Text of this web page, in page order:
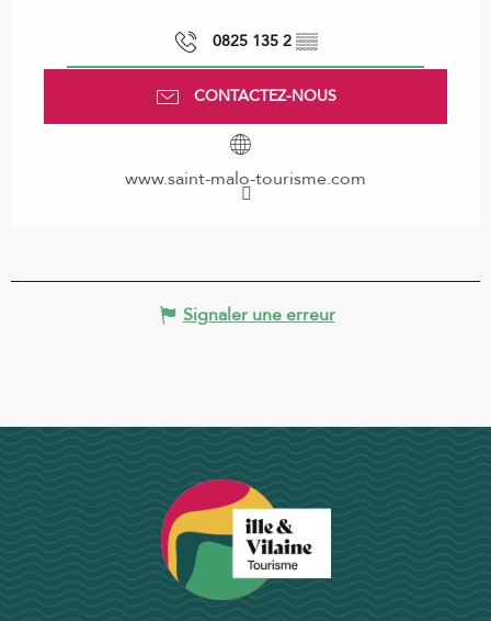
0825 135 2 ▒▒
CONTACTEZ-NOUS
www.saint-malo-tourisme.com
Signaler une erreur